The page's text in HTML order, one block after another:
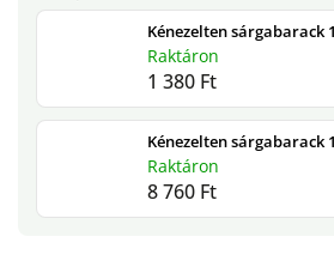
Kénezelten sárgabarack
Raktáron
1 380 Ft
Kénezelten sárgabarack
Raktáron
8 760 Ft